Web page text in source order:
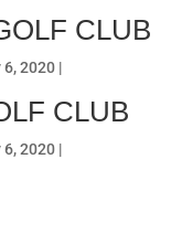
CLUB
6, 2020 |
CLUB
6, 2020 |